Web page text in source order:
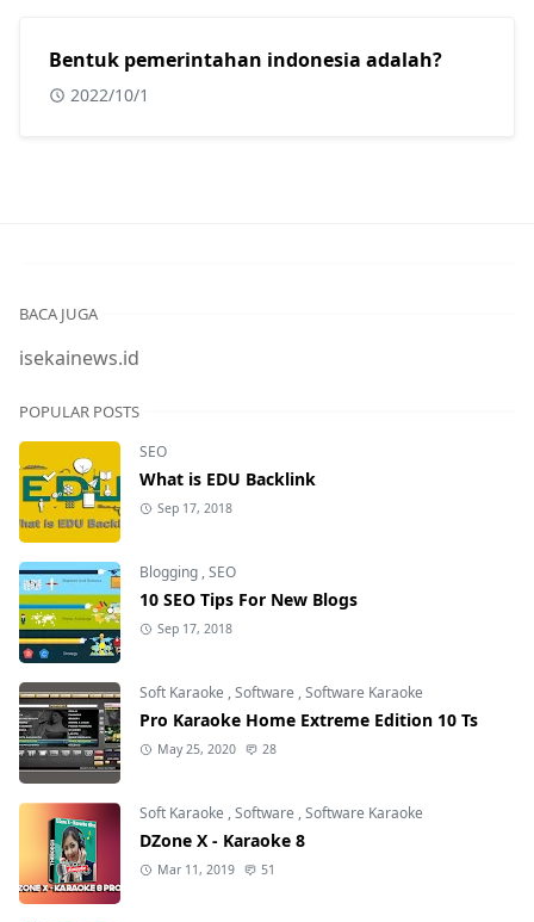
Bentuk pemerintahan indonesia adalah?
2022/10/1
BACA JUGA
isekainews.id
POPULAR POSTS
SEO
What is EDU Backlink
Sep 17, 2018
Blogging ,SEO
10 SEO Tips For New Blogs
Sep 17, 2018
Soft Karaoke ,Software ,Software Karaoke
Pro Karaoke Home Extreme Edition 10 Ts
May 25, 2020 28
Soft Karaoke ,Software ,Software Karaoke
DZone X - Karaoke 8
Mar 11, 2019 51